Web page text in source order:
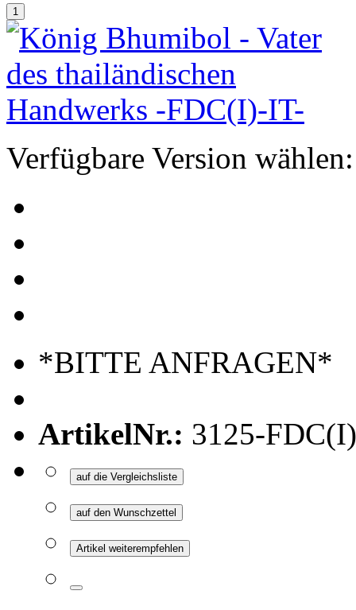
Verfügbare Version wählen:
*BITTE ANFRAGEN*
ArtikelNr.: 3125-
auf die Vergleichsliste
auf den Wunschzettel
Artikel weiterempfehlen